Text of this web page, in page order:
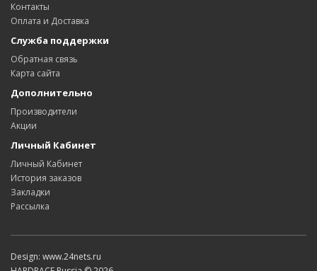
Контакты
Оплата и Доставка
Служба поддержки
Обратная связь
Карта сайта
Дополнительно
Производители
Акции
Личный Кабинет
Личный Кабинет
История заказов
Закладки
Рассылка
Design: www.24nets.ru